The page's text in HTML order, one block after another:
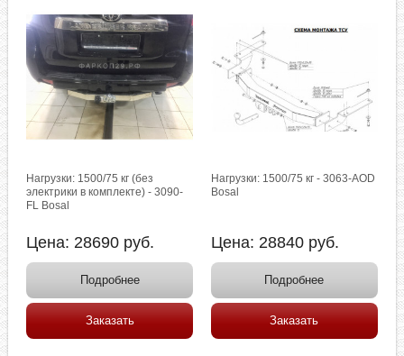
Нагрузки: 1500/75 кг (без
электрики в комплекте) - 3090-
FL Bosal
Цена: 28690 руб.
Подробнее
Заказать
Нагрузки: 1500/75 кг - 3063-AOD
Bosal
Цена: 28840 руб.
Подробнее
Заказать